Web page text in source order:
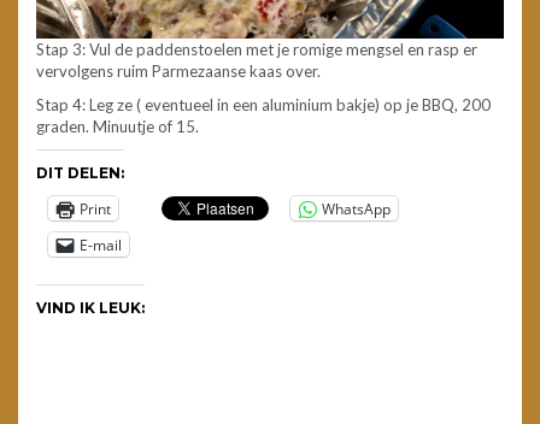
Stap 3: Vul de paddenstoelen met je romige mengsel en rasp er
vervolgens ruim Parmezaanse kaas over.
Stap 4: Leg ze ( eventueel in een aluminium bakje) op je BBQ, 200
graden. Minuutje of 15.
DIT DELEN:
Print
WhatsApp
E-mail
VIND IK LEUK: